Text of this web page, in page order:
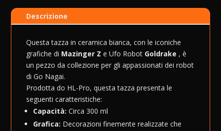
Robot
Grendizer
Mazinger
quantità
r
t
v
:
Descrizione
Questa tazza in ceramica bianca, con le iconiche
grafiche di Mazinger Z e Ufo Robot Goldrake , è
un pezzo da collezione per gli appassionati dei robot
di Go Nagai.
Prodotta do HL-Pro, questa tazza presenta le
seguenti caratteristiche:
Capacità: Circa 300 ml
Grafica: Decorazioni finemente realizzate che